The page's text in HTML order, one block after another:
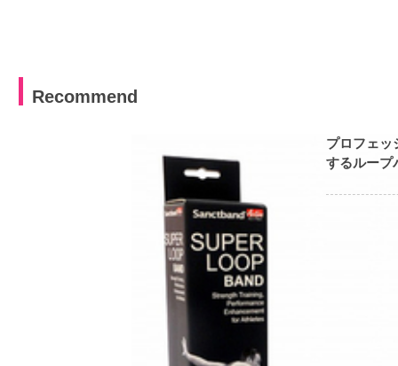
Recommend
プロフェッ
するループ